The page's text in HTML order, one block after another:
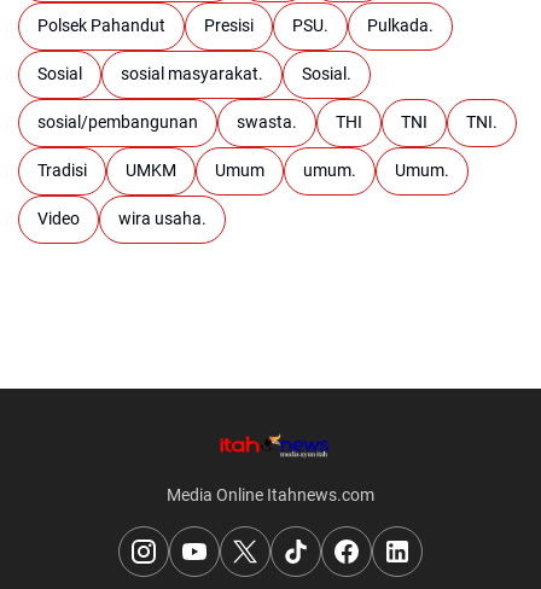
Polsek Pahandut Presisi PSU. Pulkada.
Sosial sosial masyarakat. Sosial.
sosial/pembangunan swasta. THI TNI TNI.
Tradisi UMKM Umum umum. Umum.
Video wira usaha.
Media Online Itahnews.com